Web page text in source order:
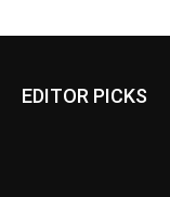
EDITOR PICKS